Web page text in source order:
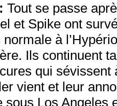
Tout se passe
et Spike ont
à
Ils continuent
qui sévissent
vient et leur
sous Los Angeles